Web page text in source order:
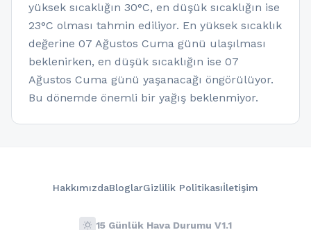
yüksek sıcaklığın 30°C, en düşük sıcaklığın ise
23°C olması tahmin ediliyor. En yüksek sıcaklık
değerine 07 Ağustos Cuma günü ulaşılması
beklenirken, en düşük sıcaklığın ise 07
Ağustos Cuma günü yaşanacağı öngörülüyor.
Bu dönemde önemli bir yağış beklenmiyor.
HakkımızdaBloglarGizlilik Politikasıİletişim
wb_sunny 15 Günlük Hava Durumu V1.1